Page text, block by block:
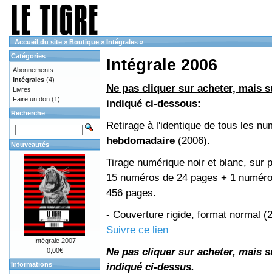
Accueil du site » Boutique » Intégrales »
Intégrale 2006
Ne pas cliquer sur acheter, mais
indiqué ci-dessous:
Retirage à l'identique de tous les
hebdomadaire (2006).
Tirage numérique noir et blanc, sur
15 numéros de 24 pages + 1
456 pages.
- Couverture rigide, format normal
Suivre ce lien
Ne pas cliquer sur acheter, mais
indiqué ci-dessus.
Catégories
Abonnements
Intégrales (4)
Livres
Faire un don (1)
Recherche
Nouveautés
Intégrale 2007
0,00€
Informations